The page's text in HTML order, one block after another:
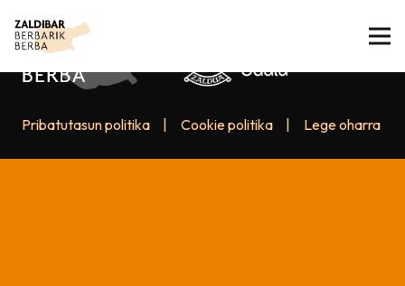
Pribatutasun politika Cookie politika Lege oharra